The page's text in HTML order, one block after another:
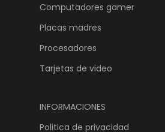
Computadores gamer
Placas madres
Procesadores
Tarjetas de video
INFORMACIONES
Politica de privacidad